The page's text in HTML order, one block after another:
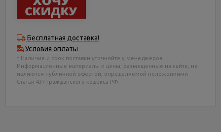
Бесплатная доставка!
Условия оплаты
* Наличие и срок поставки уточняйте у менеджеров.
Информационные материалы и цены, размещенные на сайте, не
являются публичной офертой, определяемой положениями
Статьи 437 Гражданского кодекса РФ.